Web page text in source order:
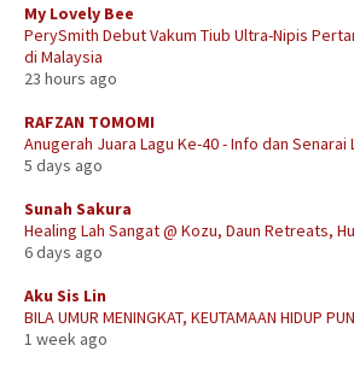
My Lovely Bee
PerySmith Debut Vakum Tiub Ultra-Nipis
di Malaysia
23 hours ago
RAFZAN TOMOMI
Anugerah Juara Lagu Ke-40 - Info dan Senarai
5 days ago
Sunah Sakura
Healing Lah Sangat @ Kozu, Daun Retreats,
6 days ago
Aku Sis Lin
BILA UMUR MENINGKAT, KEUTAMAAN HIDUP
1 week ago